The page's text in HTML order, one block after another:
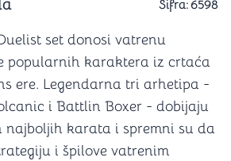
Šifra:6598
set donosi vatrenu
popularnih karaktera iz crtaća
ere. Legendarna tri arhetipa -
i Battlin Boxer - dobijaju
najboljih karata i spremni su da
i špilove vatrenim